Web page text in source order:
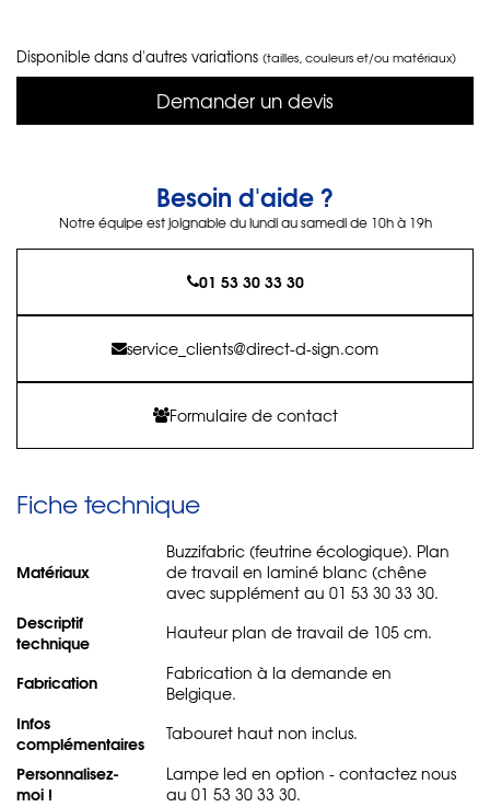
Disponible dans d'autres variations (tailles, couleurs et/ou matériaux)
Demander un devis
Besoin d'aide ?
Notre équipe est joignable du lundi au samedi de 10h à 19h
01 53 30 33 30
service_clients@direct-d-sign.com
Formulaire de contact
Fiche technique
Matériaux
Buzzifabric (feutrine écologique). Plan
de travail en laminé blanc (chêne
avec supplément au 01 53 30 33 30.
Descriptif
technique
Hauteur plan de travail de 105 cm.
Fabrication
Fabrication à la demande en
Belgique.
Infos
complémentaires
Tabouret haut non inclus.
Personnalisez-
moi !
Lampe led en option - contactez nous
au 01 53 30 33 30.